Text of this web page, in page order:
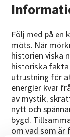
Följ med på en
möts. När
historien viska
historiska fakta
utrustning för
energier kvar
av mystik,
nytt och
bygd.
om vad som är